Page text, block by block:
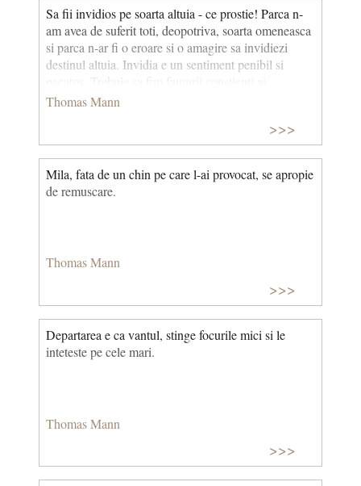
Sa fii invidios pe soarta altuia - ce prostie! Parca n-
am avea de suferit toti, deopotriva, soarta omeneasca
si parca n-ar fi o eroare si o amagire sa invidiezi
destinul altuia. Invidia e un sentiment penibil si
pacatos. Trebuie sa fim faurarii constienti ai
propriului nostru destin si sa nu ne secatuim uitandu-
Thomas Mann
>>>
Mila, fata de un chin pe care l-ai provocat, se apropie
de remuscare.
Thomas Mann
>>>
Departarea e ca vantul, stinge focurile mici si le
inteteste pe cele mari.
Thomas Mann
>>>